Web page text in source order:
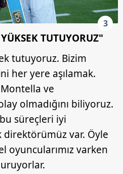
3
TUTUYORUZ"
tutuyoruz. Bizim
her yere aşılamak.
ve
olmadığını biliyoruz.
süreçleri iyi
var. Öyle
oyuncularımız varken